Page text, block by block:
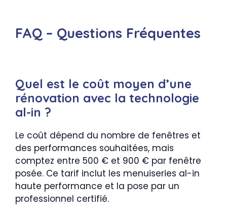
FAQ – Questions Fréquentes
Quel est le coût moyen d’une
rénovation avec la technologie
al-in ?
Le coût dépend du nombre de fenêtres et
des performances souhaitées, mais
comptez entre 500 € et 900 € par fenêtre
posée. Ce tarif inclut les menuiseries al-in
haute performance et la pose par un
professionnel certifié.